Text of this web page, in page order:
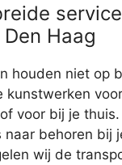
Haag
houden niet op
kunstwerken
voor bij je
naar behoren bij
wij de